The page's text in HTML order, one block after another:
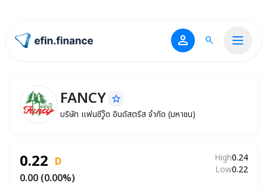
ไปหน้าแรก person search
FANCYบริษัท แฟนซีวู๊ด อินดัสตรีส จำกัด (มหาชน)
FANCY star_border
บริษัท แฟนซีวู๊ด อินดัสตรีส จำกัด (มหาชน)
0.22 D
0.00 (0.00%)
High0.24
Low0.22